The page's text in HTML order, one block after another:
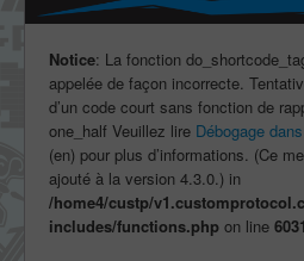
Notice: La fonction
appelée de façon incorrecte.
d’un code court sans fonction de
one_half Veuillez lire Débogage
(en) pour plus d’informations. (Ce
ajouté à la version 4.3.0.) in
/home4/custp/
includes/functions.php on line 6031